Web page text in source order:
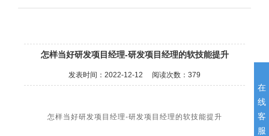
怎样当好研发项目经理-研发项目经理的软技能提升
发表时间： 2022-12-12 阅读次数： 379
怎样当好研发项目经理-研发项目经理的软技能提升
在
线
客
服